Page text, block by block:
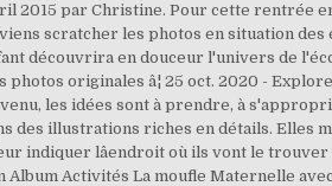
par Christine. Pour cette rentrée en
scratcher les photos en situation
découvrira en douceur l'univers de
originales â¦ 25 oct. 2020 -
les idées sont à prendre, à
des illustrations riches en détails. Elles
indiquer lâendroit où ils vont le
Album Activités La moufle Maternelle